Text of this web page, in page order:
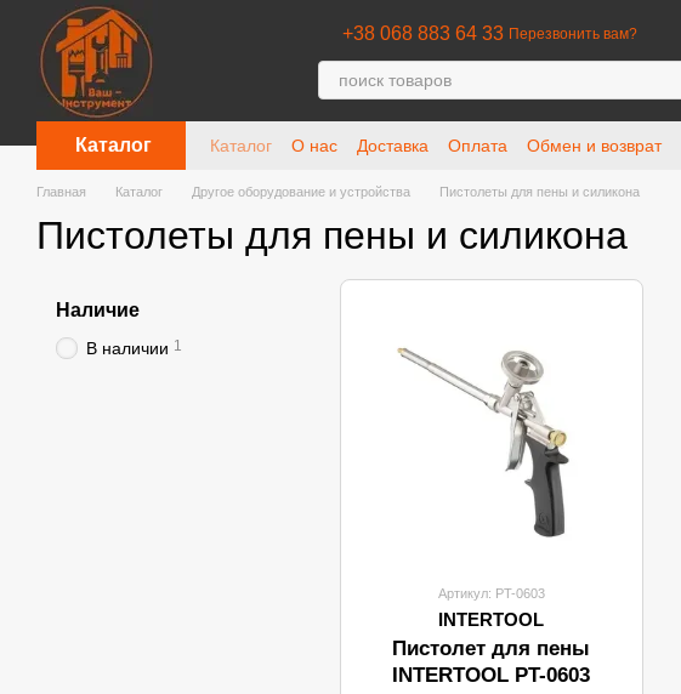
Перейти к основному контенту
+38 068 883 64 33 Перезвонить вам?
Каталог Каталог О нас Доставка Оплата Обмен и возврат
Главная Каталог Другое оборудование и устройства Пистолеты для пены и силикона
Пистолеты для пены и силикона
Артикул: PT-0603
INTERTOOL
Пистолет для пены
INTERTOOL PT-0603
Наличие
В наличии 1